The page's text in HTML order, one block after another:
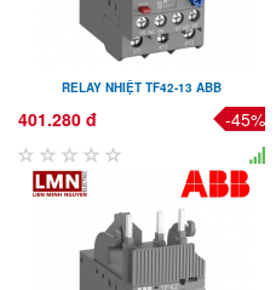
RELAY NHIỆT TF42-13 ABB
401.280 đ -45%